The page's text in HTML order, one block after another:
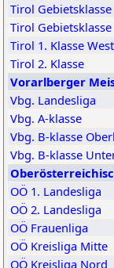
Tirol
Tirol
Tirol 1. Klasse West
Tirol 2. Klasse
Vorarlberger
Vbg. Landesliga
Vbg. A-klasse
Vbg. B-klasse
Vbg. B-klasse
OÖ 1. Landesliga
OÖ 2. Landesliga
OÖ Frauenliga
OÖ Kreisliga Mitte
OÖ Kreisliga Nord